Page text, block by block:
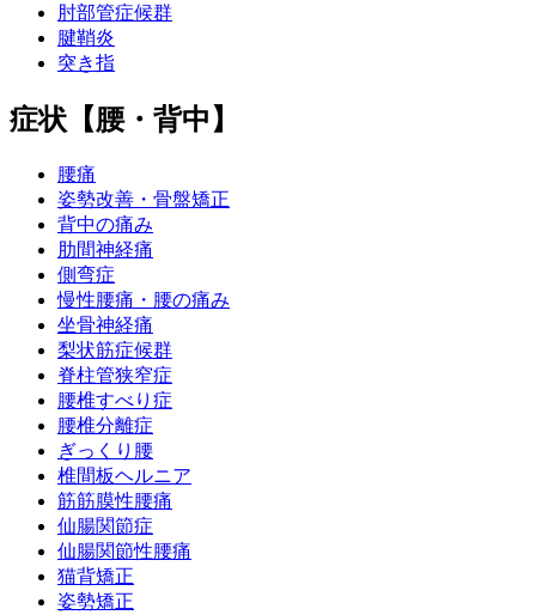
肘部管症候群
腱鞘炎
突き指
症状【腰・背中】
腰痛
姿勢改善・骨盤矯正
背中の痛み
肋間神経痛
側弯症
慢性腰痛・腰の痛み
坐骨神経痛
梨状筋症候群
脊柱管狭窄症
腰椎すべり症
腰椎分離症
ぎっくり腰
椎間板ヘルニア
筋筋膜性腰痛
仙腸関節症
仙腸関節性腰痛
猫背矯正
姿勢矯正